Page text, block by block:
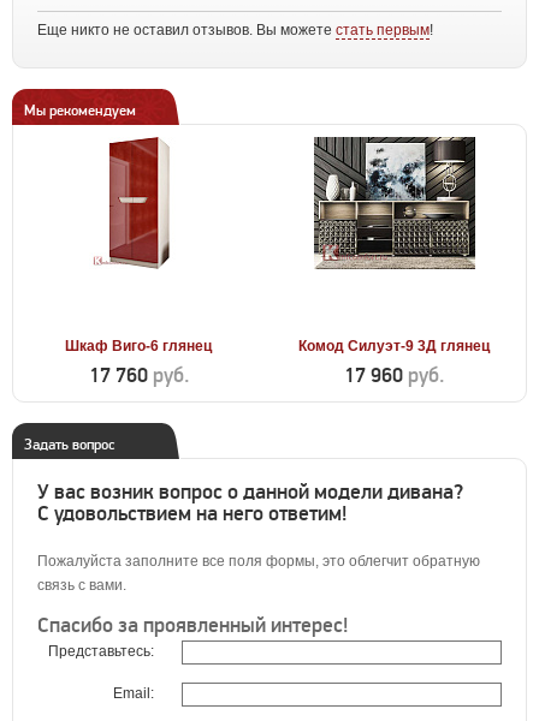
Еще никто не оставил отзывов. Вы можете стать первым!
Мы рекомендуем
Шкаф Виго-6 глянец
17 760 руб.
Комод Силуэт-9 3Д глянец
17 960 руб.
Задать вопрос
У вас возник вопрос о данной модели дивана?
С удовольствием на него ответим!
Пожалуйста заполните все поля формы, это облегчит обратную
связь с вами.
Спасибо за проявленный интерес!
Представьтесь:
Email: